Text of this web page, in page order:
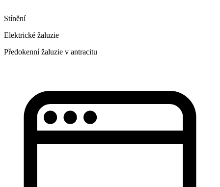
Stínění
Elektrické žaluzie
Předokenní žaluzie v antracitu